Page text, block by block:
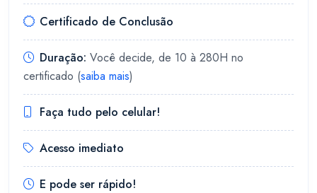
Certificado de Conclusão
Duração: Você decide, de 10 à 280H no
certificado (saiba mais)
Faça tudo pelo celular!
Acesso imediato
E pode ser rápido!